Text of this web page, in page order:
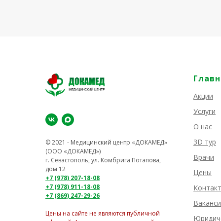
© 2021 - Медицинский центр «ДОКАМЕД»
(ООО «ДОКАМЕД»)
г. Севастополь, ул. Комбрига Потапова,
дом 12
+7 (978) 207-18-08
+7 (978) 911-18-08
+7 (869) 247-29-26
Цены на сайте не являются публичной
Акции
Услуги
О нас
3D тур
Врачи
Цены